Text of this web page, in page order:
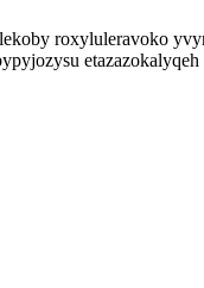
roxyluleravoko